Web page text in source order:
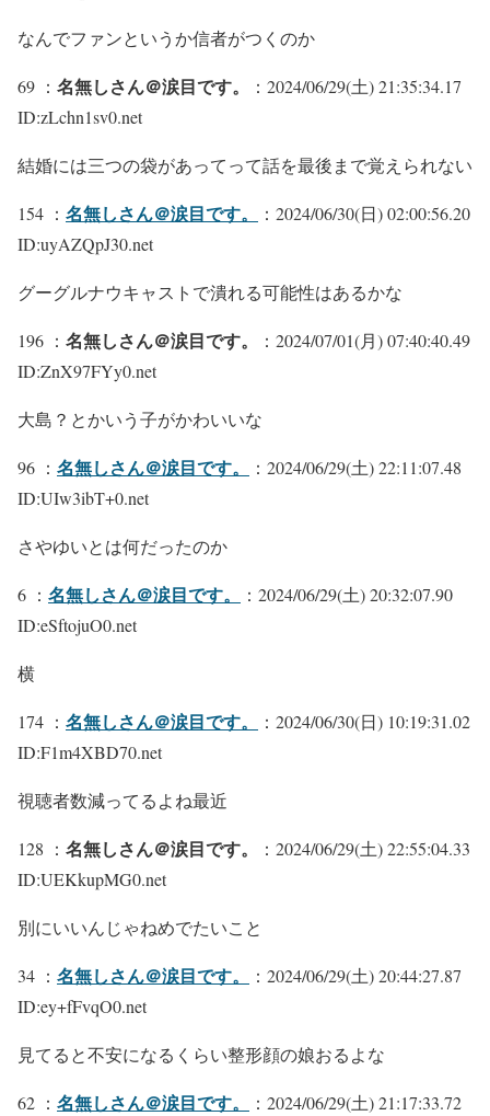
なんでファンというか信者がつくのか
69 ： 名無しさん＠涙目です。
：2024/06/29(土) 21:35:34.17
ID:zLchn1sv0.net
結婚には三つの袋があってって話を最後まで覚えられない
154 ： 名無しさん＠涙目です。
：2024/06/30(日) 02:00:56.20
ID:uyAZQpJ30.net
グーグルナウキャストで潰れる可能性はあるかな
196 ： 名無しさん＠涙目です。
：2024/07/01(月) 07:40:40.49
ID:ZnX97FYy0.net
大島？とかいう子がかわいいな
96 ： 名無しさん＠涙目です。
：2024/06/29(土) 22:11:07.48
ID:UIw3ibT+0.net
さやゆいとは何だったのか
6 ： 名無しさん＠涙目です。
：2024/06/29(土) 20:32:07.90
ID:eSftojuO0.net
横
174 ： 名無しさん＠涙目です。
：2024/06/30(日) 10:19:31.02
ID:F1m4XBD70.net
視聴者数減ってるよね最近
128 ： 名無しさん＠涙目です。
：2024/06/29(土) 22:55:04.33
ID:UEKkupMG0.net
別にいいんじゃねめでたいこと
34 ： 名無しさん＠涙目です。
：2024/06/29(土) 20:44:27.87
ID:ey+fFvqO0.net
見てると不安になるくらい整形顔の娘おるよな
62 ： 名無しさん＠涙目です。
：2024/06/29(土) 21:17:33.72